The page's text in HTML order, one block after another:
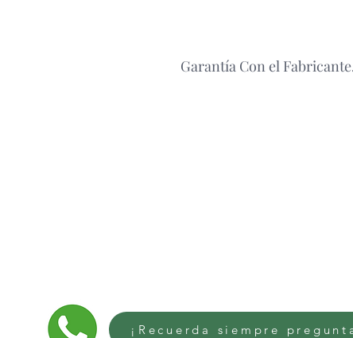
Garantía Con el
¡Recuerda siempre